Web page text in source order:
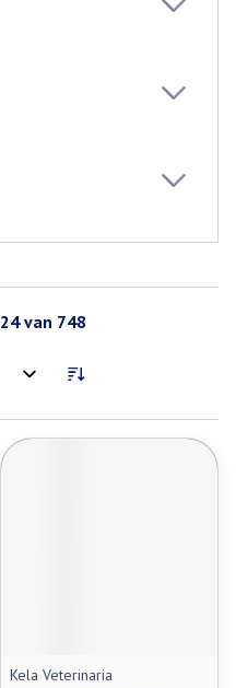
24van 748
Kela Veterinaria